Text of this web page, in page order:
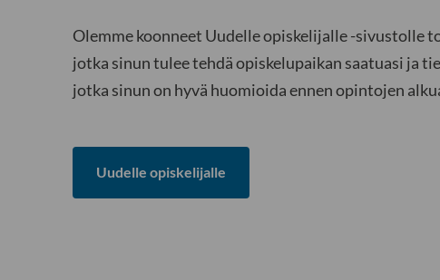
Olemme koonneet Uudelle opiskelijalle -sivustolle
jotka sinun tulee tehdä opiskelupaikan saatuasi ja
jotka sinun on hyvä huomioida ennen opintojen
Uudelle opiskelijalle